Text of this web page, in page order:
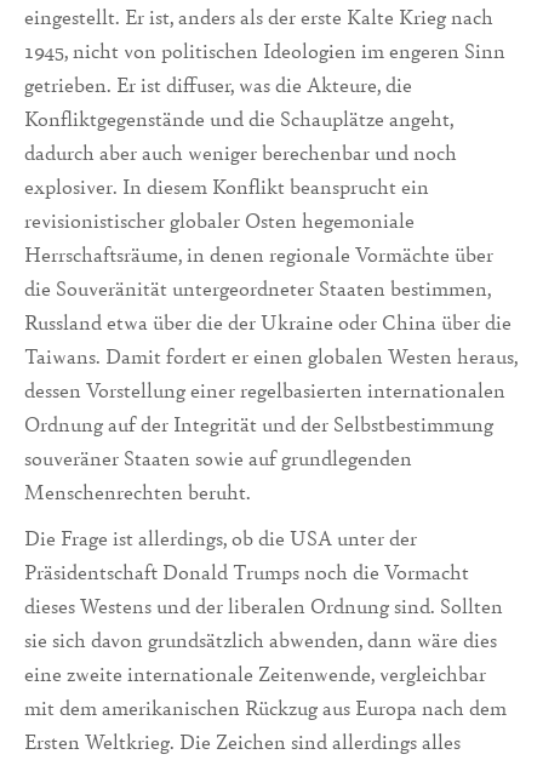
eingestellt. Er ist, anders als der erste Kalte Krieg nach
1945, nicht von politischen Ideologien im engeren Sinn
getrieben. Er ist diffuser, was die Akteure, die
Konfliktgegenstände und die Schauplätze angeht,
dadurch aber auch weniger berechenbar und noch
explosiver. In diesem Konflikt beansprucht ein
revisionistischer globaler Osten hegemoniale
Herrschaftsräume, in denen regionale Vormächte über
die Souveränität untergeordneter Staaten bestimmen,
Russland etwa über die der Ukraine oder China über die
Taiwans. Damit fordert er einen globalen Westen heraus,
dessen Vorstellung einer regelbasierten internationalen
Ordnung auf der Integrität und der Selbstbestimmung
souveräner Staaten sowie auf grundlegenden
Menschenrechten beruht.
Die Frage ist allerdings, ob die USA unter der
Präsidentschaft Donald Trumps noch die Vormacht
dieses Westens und der liberalen Ordnung sind. Sollten
sie sich davon grundsätzlich abwenden, dann wäre dies
eine zweite internationale Zeitenwende, vergleichbar
mit dem amerikanischen Rückzug aus Europa nach dem
Ersten Weltkrieg. Die Zeichen sind allerdings alles